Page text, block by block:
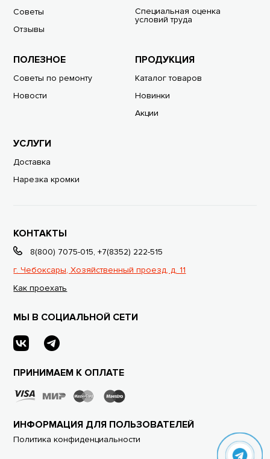
Советы
Отзывы
Специальная оценка
условий труда
ПОЛЕЗНОЕ
Советы по ремонту
Новости
ПРОДУКЦИЯ
Каталог товаров
Новинки
Акции
УСЛУГИ
Доставка
Нарезка кромки
КОНТАКТЫ
8(800) 7075-015,+7(8352) 222-515
г. Чебоксары, Хозяйственный проезд, д. 11
Как проехать
МЫ В СОЦИАЛЬНОЙ СЕТИ
ПРИНИМАЕМ К ОПЛАТЕ
ИНФОРМАЦИЯ ДЛЯ ПОЛЬЗОВАТЕЛЕЙ
Политика конфиденциальности